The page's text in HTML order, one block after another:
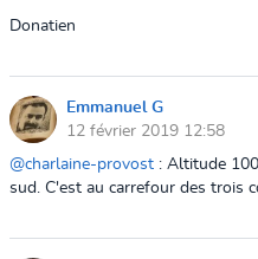
Donatien
Emmanuel G
12 février 2019 12:58
@charlaine-provost : Altitude
sud. C'est au carrefour des trois